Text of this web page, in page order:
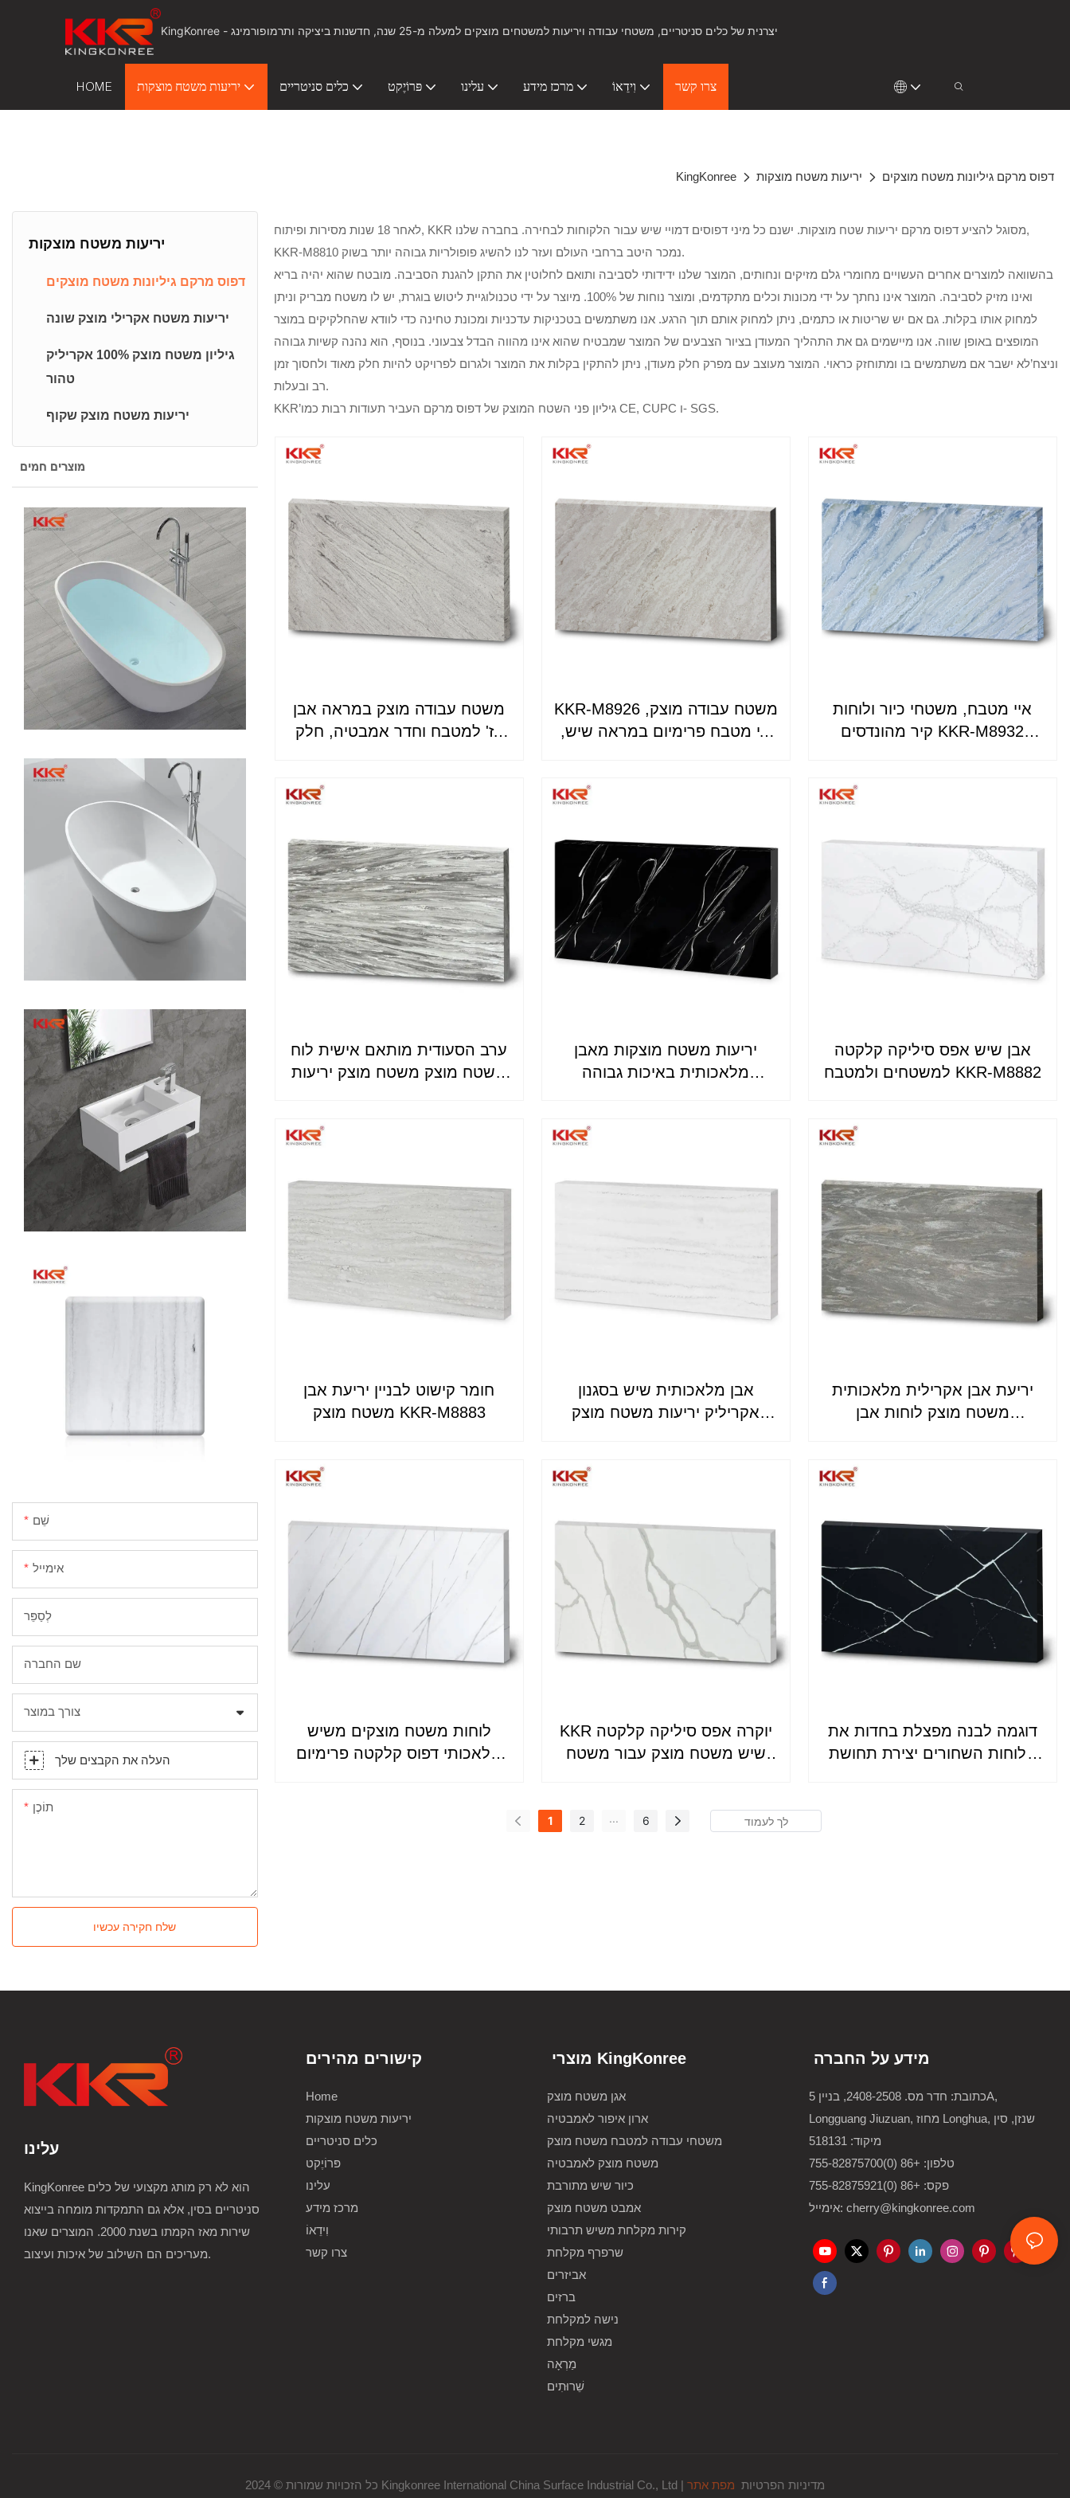
KingKonree - יצרנית של כלים סניטריים, משטחי עבודה ויריעות למשטחים מוצקים למעלה מ-25 שנה, חדשנות ביציקה ותרמופורמינג
HOME יריעות משטח מוצקות כלים סניטריים פּרוֹיֶקט עלינו מרכז מידע וִידֵאוֹ צרו קשר
KingKonree יריעות משטח מוצקות דפוס מרקם גיליונות משטח מוצקים
יריעות משטח מוצקות
דפוס מרקם גיליונות משטח מוצקים
יריעות משטח אקרילי מוצק שונה
גיליון משטח מוצק 100% אקריליק
טהור
יריעות משטח מוצק שקוף
מוצרים חמים
שֵׁם
אימייל
לְסַפֵּר
שם החברה
צורך במוצר
העלה את הקבצים שלך
תוֹכֶן
שלח חקירה עכשיו
לאחר 18 שנות מסירות ופיתוח, KKR מסוגל להציע דפוס מרקם יריעות שטח מוצקות. ישנם כל מיני דפוסים דמויי שיש עבור הלקוחות לבחירה. בחברה שלנו,
KKR-M8810 נמכר היטב ברחבי העולם ועזר לנו להשיג פופולריות גבוהה יותר בשוק.
בהשוואה למוצרים אחרים העשויים מחומרי גלם מזיקים ונחותים, המוצר שלנו ידידותי לסביבה ותואם לחלוטין את התקן להגנת הסביבה. מובטח שהוא יהיה בריא
ואינו מזיק לסביבה. המוצר אינו נחתך על ידי מכונות וכלים מתקדמים, ומוצר נוחות של 100%. מיוצר על ידי טכנולוגיית ליטוש בוגרת, יש לו משטח מבריק וניתן
למחוק אותו בקלות. גם אם יש שריטות או כתמים, ניתן למחוק אותם תוך הרגע. אנו משתמשים בטכניקות עדכניות ומכונת טחינה כדי לוודא שהחלקיקים במוצר
המופצים באופן שווה. אנו מיישמים גם את התהליך המעודן בציור הצבעים של המוצר שמבטיח שהוא אינו מהווה הבדל צבעוני. בנוסף, הוא נהנה קשיות גבוהה
וניצח’לא ישבר אם משתמשים בו ומתוחזק כראוי. המוצר מעוצב עם מפרק חלק מעודן, ניתן להתקין בקלות את המוצר ולגרום לפרויקט להיות חלק מאוד ולחסוך זמן
רב ובעלות.
KKR’גיליון פני השטח המוצק של דפוס מרקם העביר תעודות רבות כמו CE, CUPC ו- SGS.
משטח עבודה מוצק במראה אבן
בז' למטבח וחדר אמבטיה, חלק
KKR-M8926 משטח עבודה מוצק,
אי מטבח פרימיום במראה שיש,
איי מטבח, משטחי כיור ולוחות
קיר מהונדסים KKR-M8932
ערב הסעודית מותאם אישית לוח
משטח מוצק משטח מוצק יריעות
יריעות משטח מוצקות מאבן
מלאכותית באיכות גבוהה
אבן שיש אפס סיליקה קלקטה
למשטחים ולמטבח KKR-M8882
חומר קישוט לבניין יריעת אבן
משטח מוצק KKR-M8883
אבן מלאכותית שיש בסגנון
אקריליק יריעות משטח מוצק
יריעת אבן אקרילית מלאכותית
משטח מוצק לוחות אבן
לוחות משטח מוצקים משיש
מלאכותי דפוס קלקטה פרימיום
KKR יוקרה אפס סיליקה קלקטה
שיש משטח מוצק עבור משטח
דוגמה לבנה מפצלת בחדות את
הלוחות השחורים יצירת תחושת
1 2 ... 6
עלינו
KingKonree הוא לא רק מותג מקצועי של כלים
סניטריים בסין, אלא גם התמקדות מומחה בייצוא
שירות מאז הקמתו בשנת 2000. המוצרים שאנו
מעריכים הם השילוב של איכות ועיצוב.
קישורים מהירים
Home
יריעות משטח מוצקות
כלים סניטריים
פּרוֹיֶקט
עלינו
מרכז מידע
וִידֵאוֹ
צרו קשר
מוצרי KingKonree
אגן משטח מוצק
ארון איפור לאמבטיה
משטחי עבודה למטבח משטח מוצק
משטח מוצק לאמבטיה
כיור שיש מתורבת
אמבט משטח מוצק
קירות מקלחת משיש תרבותי
שרפרף מקלחת
אביזרים
ברזים
נישה למקלחת
מגשי מקלחת
מַרְאָה
שֵׁרוּתִים
מידע על החברה
כתובת: חדר מס. 2408-2508, בניין 5A,
Longguang Jiuzuan, מחוז Longhua, שנזן, סין
מיקוד: 518131
טלפון: +86 (0)755-82875700
פקס: +86 (0)755-82875921
אימייל: cherry@kingkonree.com
כל הזכויות שמורות © 2024 Kingkonree International China Surface Industrial Co., Ltd | מדיניות הפרטיות מפת אתר